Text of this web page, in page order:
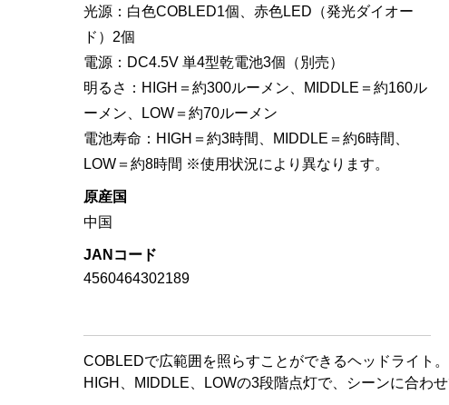
光源：白色COBLED1個、赤色LED（発光ダイオー
ド）2個
電源：DC4.5V 単4型乾電池3個（別売）
明るさ：HIGH＝約300ルーメン、MIDDLE＝約160ル
ーメン、LOW＝約70ルーメン
電池寿命：HIGH＝約3時間、MIDDLE＝約6時間、
LOW＝約8時間 ※使用状況により異なります。
原産国
中国
JANコード
4560464302189
COBLEDで広範囲を照らすことができるヘッドライト。
HIGH、MIDDLE、LOWの3段階点灯で、シーンに合わせ